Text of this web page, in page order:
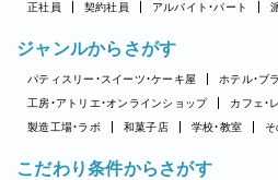
正社員 契約社員 アルバイト・パート
ジャンルからさがす
パティスリー・スイーツ・ケーキ屋
ホテル・ブ
工房・アトリエ・オンラインショップ
カフェ・
製造工場・ラボ
和菓子店 学校・教室
こだわり条件からさがす